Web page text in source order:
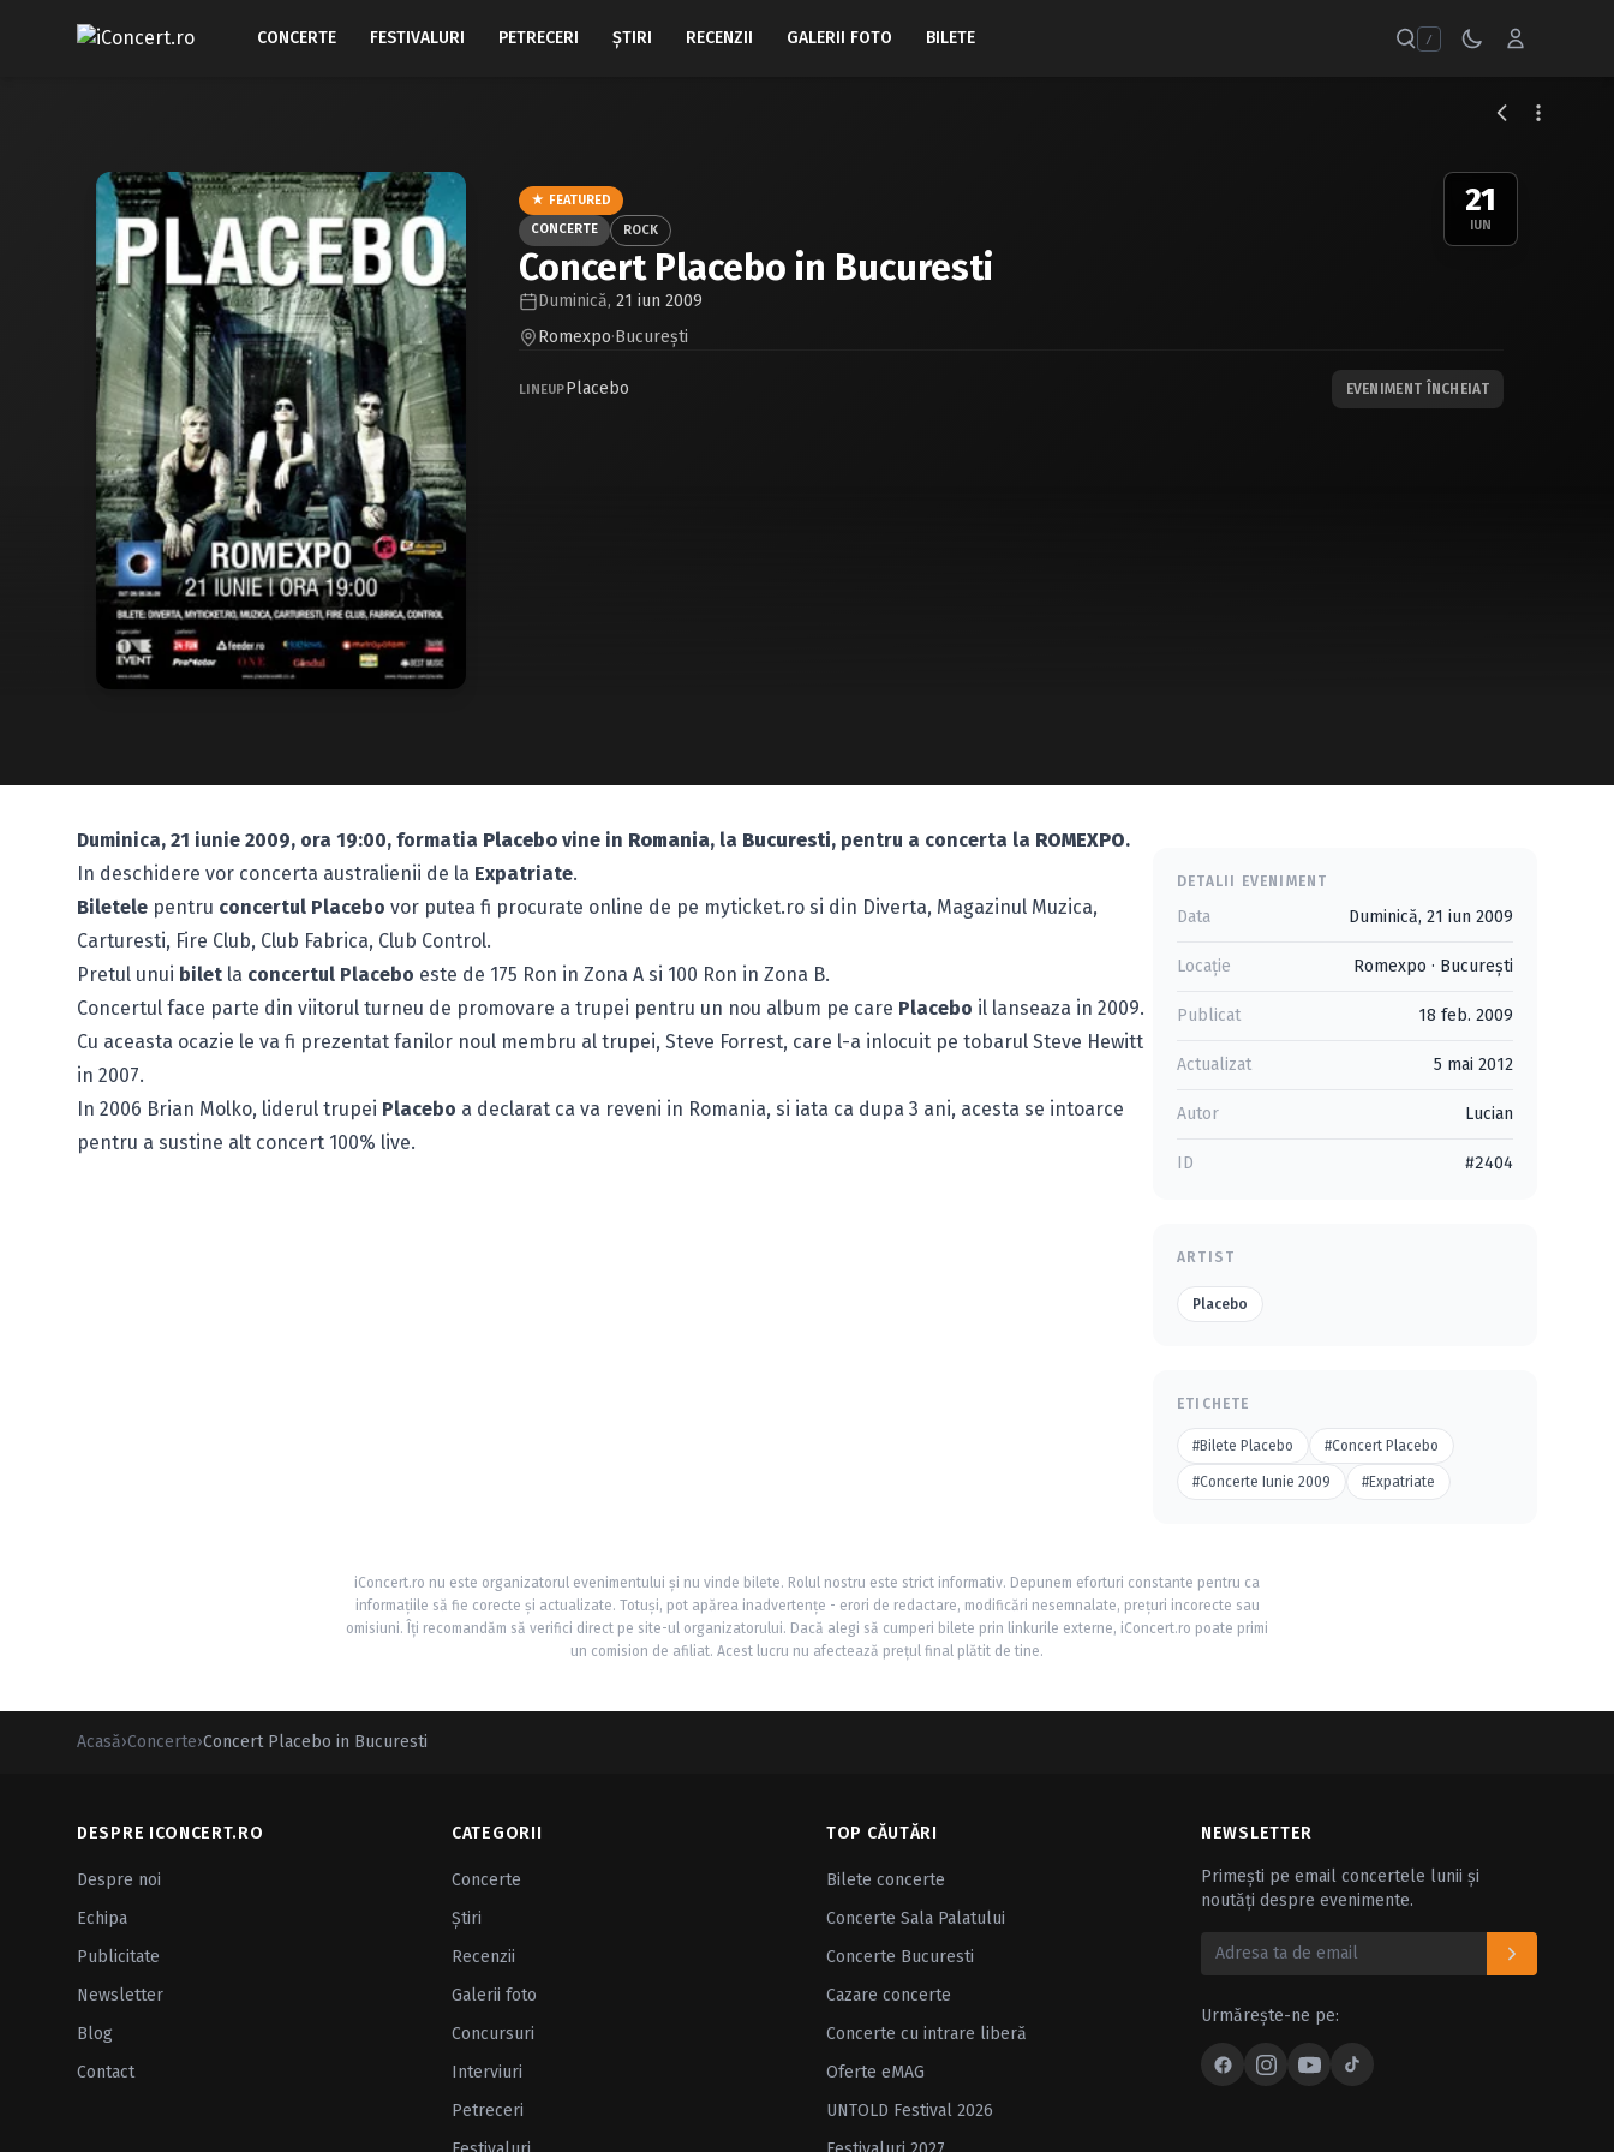
CONCERTE FESTIVALURI PETRECERI ŞTIRI RECENZII GALERII FOTO BILETE /
21
IUN
★ FEATURED
CONCERTE
ROCK
Concert Placebo in Bucuresti
Duminică, 21 iun 2009
Romexpo·Bucureşti
LINEUPPlacebo EVENIMENT ÎNCHEIAT
Duminica, 21 iunie 2009, ora 19:00, formatia Placebo vine in Romania, la Bucuresti, pentru a concerta la ROMEXPO.
In deschidere vor concerta australienii de la Expatriate.
Biletele pentru concertul Placebo vor putea fi procurate online de pe myticket.ro si din Diverta, Magazinul Muzica,
Carturesti, Fire Club, Club Fabrica, Club Control.
Pretul unui bilet la concertul Placebo este de 175 Ron in Zona A si 100 Ron in Zona B.
Concertul face parte din viitorul turneu de promovare a trupei pentru un nou album pe care Placebo il lanseaza in 2009.
Cu aceasta ocazie le va fi prezentat fanilor noul membru al trupei, Steve Forrest, care l-a inlocuit pe tobarul Steve Hewitt
in 2007.
In 2006 Brian Molko, liderul trupei Placebo a declarat ca va reveni in Romania, si iata ca dupa 3 ani, acesta se intoarce
pentru a sustine alt concert 100% live.
DETALII EVENIMENT
Data Duminică, 21 iun 2009
Locație Romexpo · Bucureşti
Publicat 18 feb. 2009
Actualizat 5 mai 2012
Autor Lucian
ID #2404
ARTIST
Placebo
ETICHETE
#Bilete Placebo #Concert Placebo
#Concerte Iunie 2009 #Expatriate
iConcert.ro nu este organizatorul evenimentului și nu vinde bilete. Rolul nostru este strict informativ. Depunem eforturi constante pentru ca
informațiile să fie corecte și actualizate. Totuși, pot apărea inadvertențe - erori de redactare, modificări nesemnalate, prețuri incorecte sau
omisiuni. Îți recomandăm să verifici direct pe site-ul organizatorului. Dacă alegi să cumperi bilete prin linkurile externe, iConcert.ro poate primi
un comision de afiliat. Acest lucru nu afectează prețul final plătit de tine.
Acasă›Concerte›Concert Placebo in Bucuresti
DESPRE ICONCERT.RO
Despre noi
Echipa
Publicitate
Newsletter
Blog
Contact
CATEGORII
Concerte
Ştiri
Recenzii
Galerii foto
Concursuri
Interviuri
Petreceri
TOP CĂUTĂRI
Bilete concerte
Concerte Sala Palatului
Concerte Bucuresti
Cazare concerte
Concerte cu intrare liberă
Oferte eMAG
UNTOLD Festival 2026
NEWSLETTER
Primești pe email concertele lunii și
noutăți despre evenimente.
Urmărește-ne pe: